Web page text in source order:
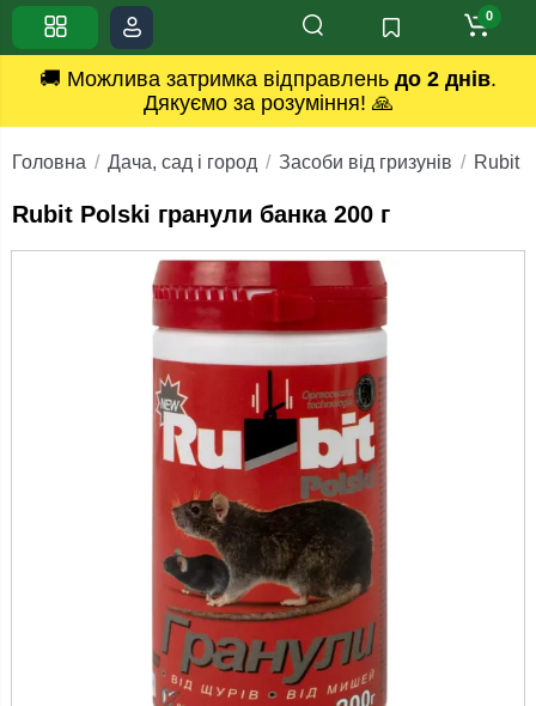
🚚 Можлива затримка відправлень до 2 днів.
Дякуємо за розуміння! 🙏
0
Головна Дача, сад і город Засоби від гризунів Rubit
Rubit Polski гранули банка 200 г